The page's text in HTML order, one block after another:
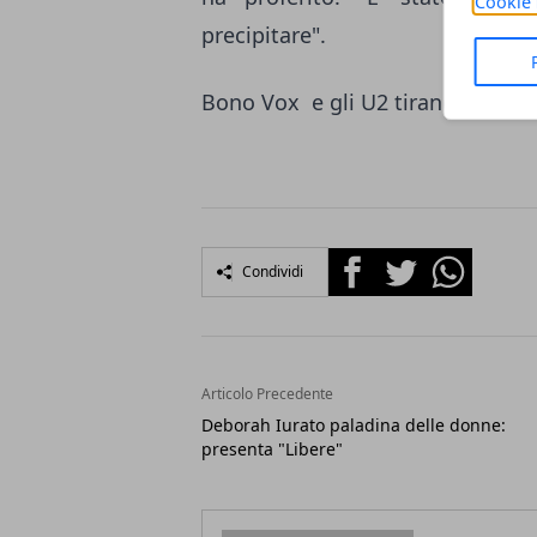
precipitare".
Bono Vox e gli U2 tirano un
Condividi FacebookTwitterWhatsapp
Articolo Precedente
Deborah Iurato paladina delle donne:
presenta "Libere"